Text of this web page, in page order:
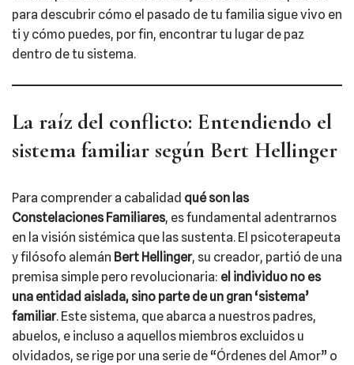
para descubrir cómo el pasado de tu familia sigue vivo en
ti y cómo puedes, por fin, encontrar tu lugar de paz
dentro de tu sistema.
La raíz del conflicto: Entendiendo el
sistema familiar según Bert Hellinger
Para comprender a cabalidad qué son las
Constelaciones Familiares, es fundamental adentrarnos
en la visión sistémica que las sustenta. El psicoterapeuta
y filósofo alemán Bert Hellinger, su creador, partió de una
premisa simple pero revolucionaria: el individuo no es
una entidad aislada, sino parte de un gran ‘sistema’
familiar. Este sistema, que abarca a nuestros padres,
abuelos, e incluso a aquellos miembros excluidos u
olvidados, se rige por una serie de “Órdenes del Amor” o